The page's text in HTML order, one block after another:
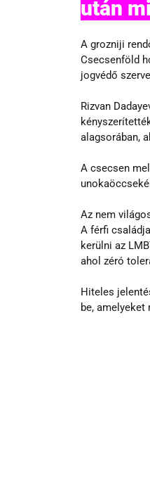
után
A grozniji
Csecsenföld
jogvédő
Rizvan
alagsorában,
A csecsen
Az nem
A férfi
kerülni az
ahol zéró
Hiteles
be,